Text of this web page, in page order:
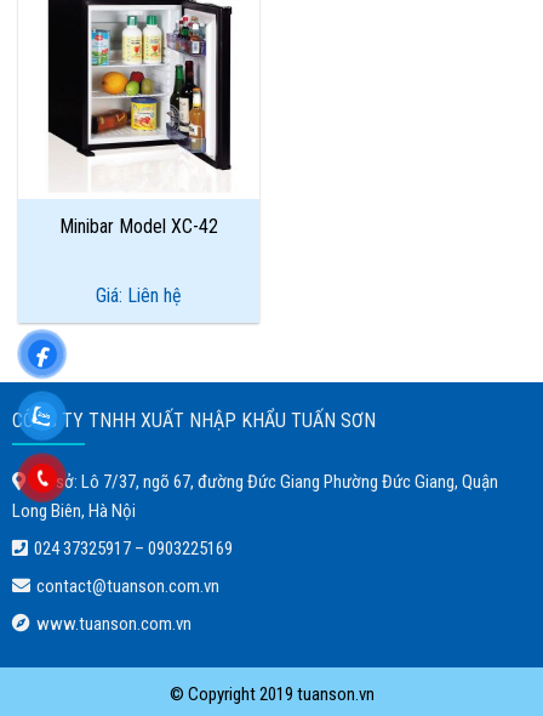
Add to
Minibar Model XC-42
Giá: Liên hệ
CÔNG TY TNHH XUẤT NHẬP KHẨU TUẤN SƠN
Trụ sở: Lô 7/37, ngõ 67, đường Đức Giang Phường Đức Giang, Quận
Long Biên, Hà Nội
024 37325917– 0903225169
contact@tuanson.com.vn
www.tuanson.com.vn
© Copyright 2019 tuanson.vn